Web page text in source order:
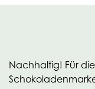
Nachhaltig! Für